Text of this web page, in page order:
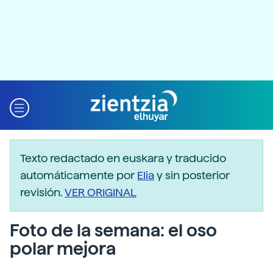
Texto redactado en euskara y traducido
automáticamente porEliay sin posterior
revisión.VER ORIGINAL
Foto de la semana: el oso
polar mejora